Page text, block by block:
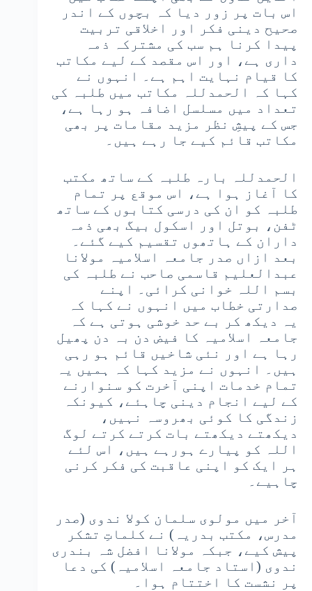
اس بات پر زور دیا کہ بچوں کے اندر
صحیح دینی فکر اور اخلاقی تربیت
پیدا کرنا ہم سب کی مشترکہ ذمہ
داری ہے، اور اس مقصد کے لیے مکاتب
کا قیام نہایت اہم ہے۔ انہوں نے
کہا کہ الحمدللہ مکاتب میں طلبہ کی
تعداد میں مسلسل اضافہ ہو رہا ہے،
جس کے پیشِ نظر مزید مقامات پر بھی
مکاتب قائم کیے جا رہے ہیں۔
الحمدللہ بارہ طلبہ کے ساتھ مکتب
کا آغاز ہوا ہے، اس موقع پر تمام
طلبہ کو ان کی درسی کتابوں کے ساتھ
ٹفن، بوتل اور اسکول بیگ بھی ذمہ
داران کے ہاتھوں تقسیم کیے گئے۔
بعد ازاں صدر جامعہ اسلامیہ مولانا
عبدالعلیم قاسمی صاحب نے طلبہ کی
بسم اللہ خوانی کرائی۔ اپنے
صدارتی خطاب میں انہوں نے کہا کہ
یہ دیکھ کر بے حد خوشی ہوتی ہے کہ
جامعہ اسلامیہ کا فیض دن بہ دن پھیل
رہا ہے اور نئی شاخیں قائم ہو رہی
ہیں۔ انہوں نے مزید کہا کہ ہمیں یہ
تمام خدمات اپنی آخرت کو سنوارنے
کے لیے انجام دینی چاہئے، کیونکہ
زندگی کا کوئی بھروسہ نہیں،
دیکھتے دیکھتے بات کرتے کرتے لوگ
اللہ کو پیارے ہورہے ہیں، اس لئے
ہر ایک کو اپنی عاقبت کی فکر کرنی
چاہیے۔
آخر میں مولوی سلمان کولا ندوی (صدر
مدرس، مکتب بدریہ) نے کلماتِ تشکر
پیش کیے، جبکہ مولانا افضل شہ بندری
ندوی (استاد جامعہ اسلامیہ) کی دعا
پر نشست کا اختتام ہوا۔